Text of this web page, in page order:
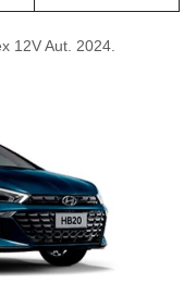
12V Aut. 2024.